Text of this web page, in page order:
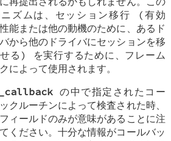
ニズムは、セッション移行 (有効
能または他の動機のために、あるド
から他のドライバにセッションを移
る) を実行するために、フレーム
によって使用されます。
の中で指定されたコー
クルーチンによって検査された時、
ィールドのみが意味があることに注
ください。十分な情報がコールバッ